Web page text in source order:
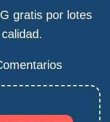
gratis por lotes